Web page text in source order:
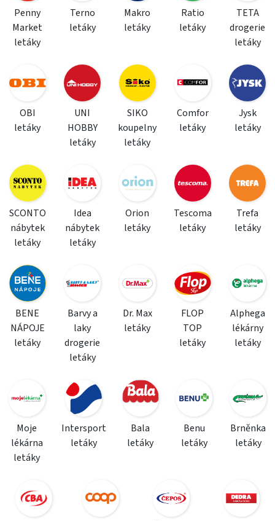
Penny
Market
letáky
Terno
letáky
Makro
letáky
Ratio
letáky
TETA
drogerie
letáky
OBI
letáky
UNI
HOBBY
letáky
SIKO
koupelny
letáky
Comfor
letáky
Jysk
letáky
SCONTO
nábytek
letáky
Idea
nábytek
letáky
Orion
letáky
Tescoma
letáky
Trefa
letáky
BENE
NÁPOJE
letáky
Barvy a
laky
drogerie
letáky
Dr. Max
letáky
FLOP
TOP
letáky
Alphega
lékárny
letáky
Moje
lékárna
letáky
Intersport
letáky
Bala
letáky
Benu
letáky
Brněnka
letáky